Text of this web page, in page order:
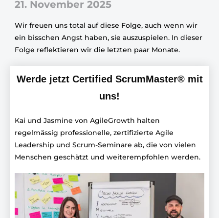
21. November 2025
Wir freuen uns total auf diese Folge, auch wenn wir
ein bisschen Angst haben, sie auszuspielen. In dieser
Folge reflektieren wir die letzten paar Monate.
Werde jetzt Certified ScrumMaster® mit
uns!
Kai und Jasmine von AgileGrowth halten
regelmässig professionelle, zertifizierte Agile
Leadership und Scrum-Seminare ab, die von vielen
Menschen geschätzt und weiterempfohlen werden.